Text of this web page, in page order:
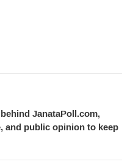
JanataPoll.com,
public opinion to keep